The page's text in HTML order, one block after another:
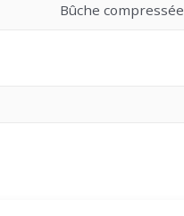
Bûche compressée